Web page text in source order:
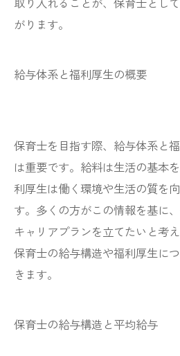
がります。
給与体系と福利厚生の概要
保育士を目指す際、給与体系と
は重要です。給料は生活の基本
利厚生は働く環境や生活の質を
す。多くの方がこの情報を基に
キャリアプランを立てたいと考
保育士の給与構造や福利厚生に
きます。
保育士の給与構造と平均給与